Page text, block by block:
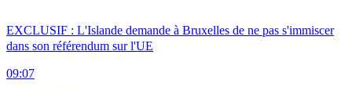
EXCLUSIF : L'Islande demande à Bruxelles de ne pas s'immiscer
dans son référendum sur l'UE
09:07